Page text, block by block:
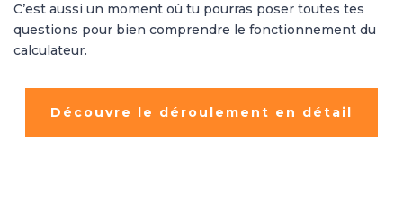
C’est aussi un moment où tu pourras poser toutes tes
questions pour bien comprendre le fonctionnement du
calculateur.
Découvre le déroulement en détail